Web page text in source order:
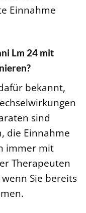
Einnahme
Lm 24 mit
bekannt,
sind
die Einnahme
immer mit
Therapeuten
Sie bereits